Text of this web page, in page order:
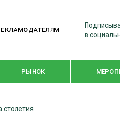
в
РЫНОК
столетия